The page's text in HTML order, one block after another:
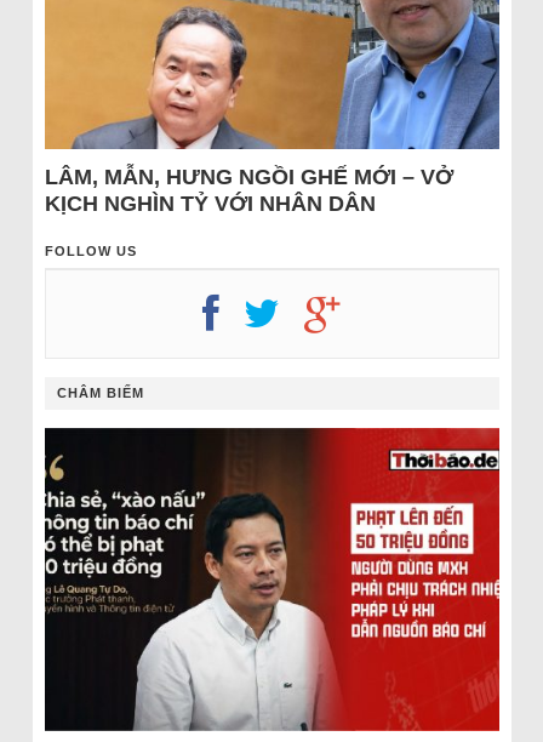
LÂM, MẪN, HƯNG NGỒI GHẾ MỚI – VỞ
KỊCH NGHÌN TỶ VỚI NHÂN DÂN
FOLLOW US
CHÂM BIẾM